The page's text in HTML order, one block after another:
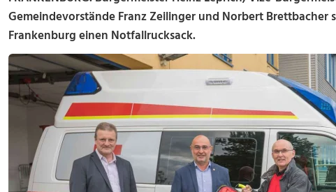
Gemeindevorstände Franz Zeilinger und Norbert Brettbacher
Frankenburg einen Notfallrucksack.